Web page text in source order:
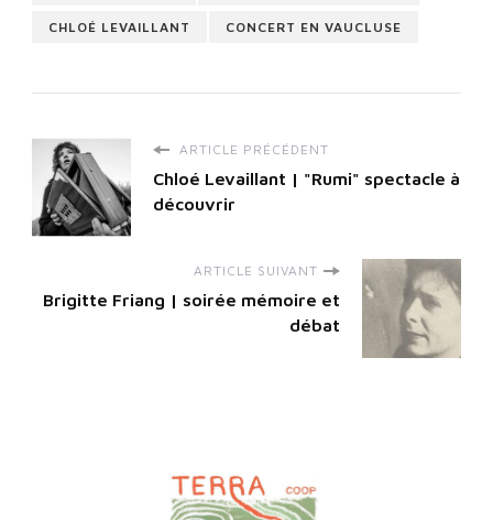
CHLOÉ LEVAILLANT CONCERT EN VAUCLUSE
ARTICLE PRÉCÉDENT
Chloé Levaillant | "Rumi" spectacle à
découvrir
ARTICLE SUIVANT
Brigitte Friang | soirée mémoire et
débat